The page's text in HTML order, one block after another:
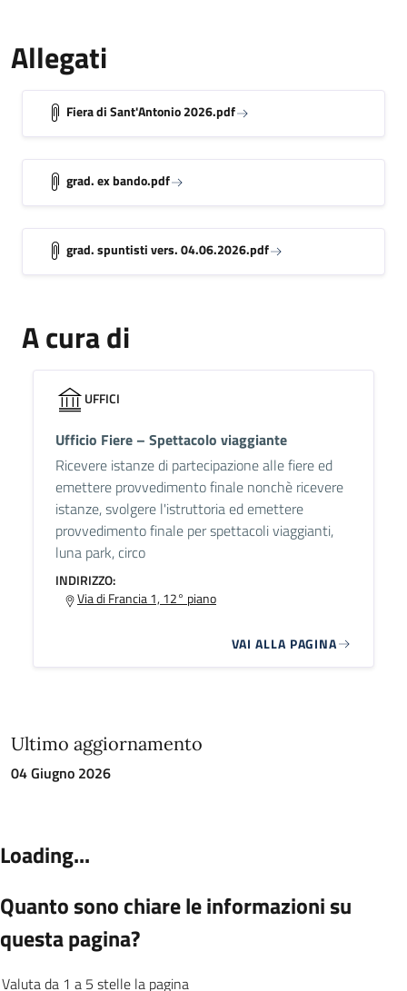
Allegati
Fiera di Sant'Antonio 2026.pdf
grad. ex bando.pdf
grad. spuntisti vers. 04.06.2026.pdf
A cura di
UFFICI
Ufficio Fiere – Spettacolo viaggiante
Ricevere istanze di partecipazione alle fiere ed
emettere provvedimento finale nonchè ricevere
istanze, svolgere l'istruttoria ed emettere
provvedimento finale per spettacoli viaggianti,
luna park, circo
INDIRIZZO:
Via di Francia 1, 12° piano
VAI ALLA PAGINA
Ultimo aggiornamento
04 Giugno 2026